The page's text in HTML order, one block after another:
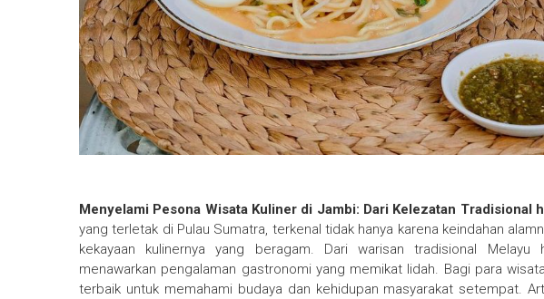
Menyelami Pesona Wisata Kuliner di Jambi: Dari Kelezatan Tradisional
yang terletak di Pulau Sumatra, terkenal tidak hanya karena keindahan
kekayaan kulinernya yang beragam. Dari warisan tradisional
menawarkan pengalaman gastronomi yang memikat lidah. Bagi para
terbaik untuk memahami budaya dan kehidupan masyarakat setempat.